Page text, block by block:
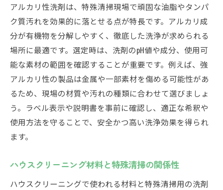
業務用洗剤利用時の注意点と安全対策
アルカリ性洗剤の取り扱いとリスク管理方
法
バクテリア洗剤の安全性と正しい使用手順
特殊清掃現場で避けるべきタブー行為を解
説
酵素系やアルカリ性洗剤の使い分けポイント
特殊清掃の現場別洗剤選定と適切な使い分
較
血液・体液汚れ対応に適した洗剤の活用法
アルカリ性洗剤は、特殊清掃現場で頑固な油脂やタンパ
ク質汚れを効果的に落とせる点が特長です。アルカリ成
分が有機物を分解しやすく、徹底した洗浄が求められる
場所に最適です。選定時は、洗剤のpH値や成分、使用可
能な素材の範囲を確認することが重要です。例えば、強
アルカリ性の製品は金属や一部素材を傷める可能性があ
るため、現場の材質や汚れの種類に合わせて選びましょ
う。ラベル表示や説明書を事前に確認し、適正な希釈や
使用方法を守ることで、安全かつ高い洗浄効果を得られ
ます。
ハウスクリーニング材料と特殊清掃の関係性
ハウスクリーニングで使われる材料と特殊清掃用の洗剤